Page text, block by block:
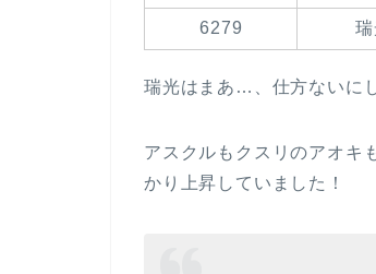
6279
瑞光はまあ…、仕方ないに
アスクルもクスリのアオキ
かり上昇していました！